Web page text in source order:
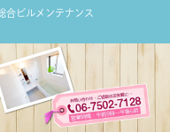
合ビルメンテナンス